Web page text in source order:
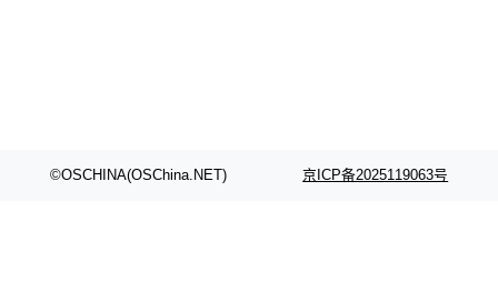
©OSCHINA(OSChina.NET) 京ICP备2025119063号